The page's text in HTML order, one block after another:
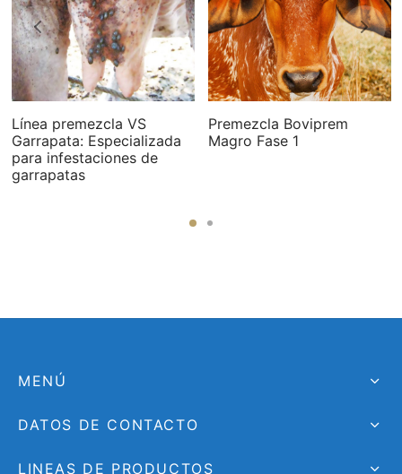
Línea premezcla VS
Garrapata: Especializada
para infestaciones de
garrapatas
Premezcla Boviprem
Magro Fase 1
MENÚ
DATOS DE CONTACTO
LINEAS DE PRODUCTOS